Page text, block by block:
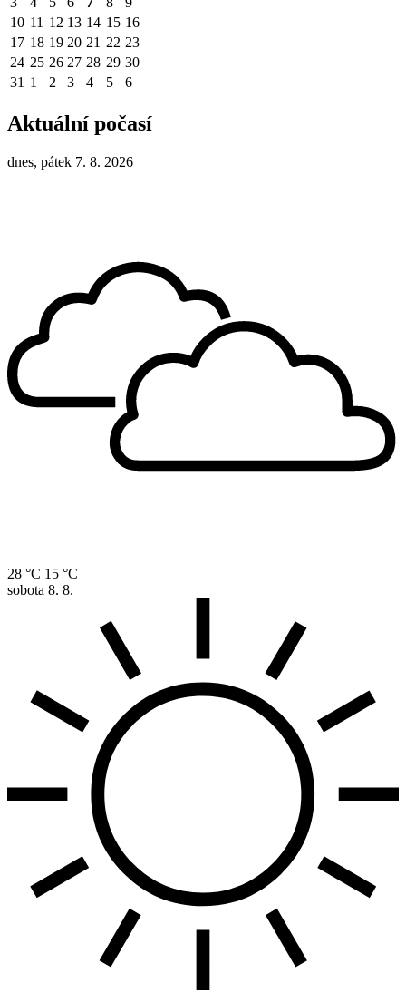
10 11 12 13 14 15 16
17 18 19 20 21 22 23
24 25 26 27 28 29 30
31 1 2 3 4 5 6
Aktuální počasí
dnes, pátek 7. 8. 2026
28 °C 15 °C
sobota 8. 8.